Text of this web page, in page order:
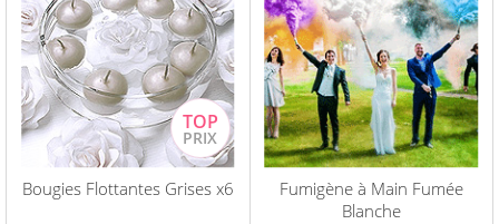
Bougies Flottantes Grises x6
Fumigène à Main Fumée
Blanche